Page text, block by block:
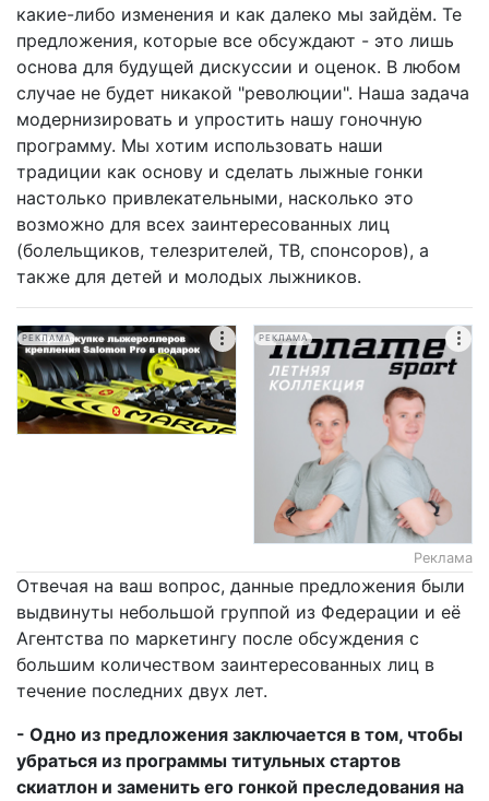
какие-либо изменения и как далеко мы зайдём. Те
предложения, которые все обсуждают - это лишь
основа для будущей дискуссии и оценок. В любом
случае не будет никакой "революции". Наша задача
модернизировать и упростить нашу гоночную
программу. Мы хотим использовать наши
традиции как основу и сделать лыжные гонки
настолько привлекательными, насколько это
возможно для всех заинтересованных лиц
(болельщиков, телезрителей, ТВ, спонсоров), а
также для детей и молодых лыжников.
РЕКЛАМА РЕКЛАМА
Реклама
Отвечая на ваш вопрос, данные предложения были
выдвинуты небольшой группой из Федерации и её
Агентства по маркетингу после обсуждения с
большим количеством заинтересованных лиц в
течение последних двух лет.
- Одно из предложения заключается в том, чтобы
убраться из программы титульных стартов
скиатлон и заменить его гонкой преследования на